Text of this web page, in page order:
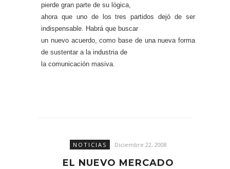
pierde gran parte de su lógica,
ahora que uno de los tres partidos dejó de ser
indispensable. Habrá que buscar
un nuevo acuerdo, como base de una nueva forma
de sustentar a la industria de
la comunicación masiva.
NOTICIAS Diciembre 22, 2008
EL NUEVO MERCADO